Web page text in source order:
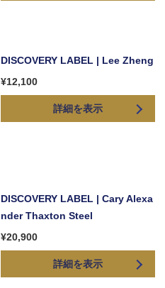
DISCOVERY LABEL | Lee Zheng
¥12,100
詳細を表示
DISCOVERY LABEL | Cary Alexa
nder Thaxton Steel
¥20,900
詳細を表示